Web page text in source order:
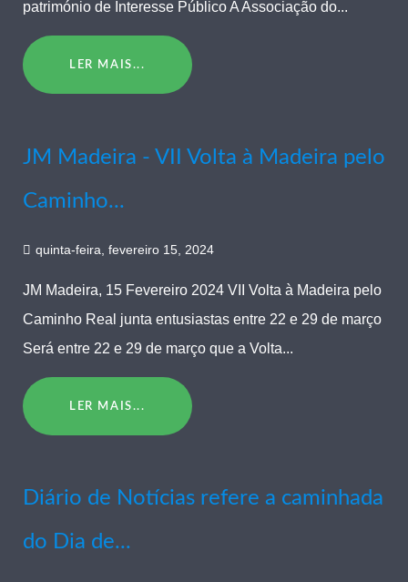
património de Interesse Público A Associação do...
LER MAIS...
JM Madeira - VII Volta à Madeira pelo
Caminho...
quinta-feira, fevereiro 15, 2024
JM Madeira, 15 Fevereiro 2024 VII Volta à Madeira pelo
Caminho Real junta entusiastas entre 22 e 29 de março
Será entre 22 e 29 de março que a Volta...
LER MAIS...
Diário de Notícias refere a caminhada
do Dia de...